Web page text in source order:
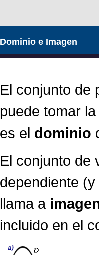
Dominio e Imagen
El conjunto de
puede tomar
es el dominio
El conjunto de
dependiente
llama a
incluido en el